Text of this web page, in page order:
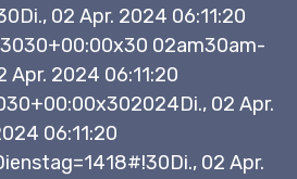
02 Apr. 2024 06:11:20
02am30am-
Apr. 2024 06:11:20
02 Apr.
06:11:20
02 Apr.